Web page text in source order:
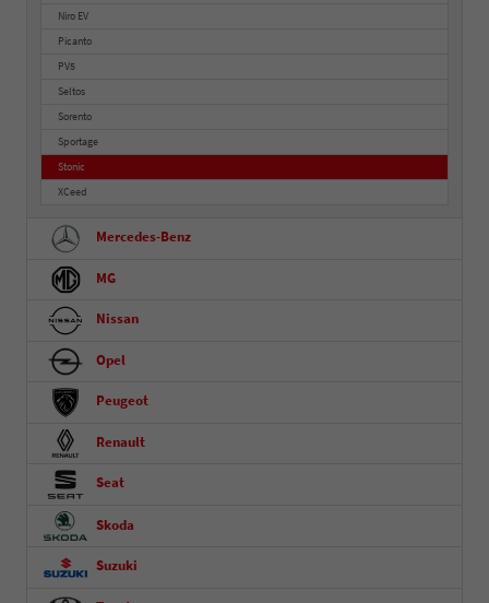
Niro EV
Picanto
PV5
Seltos
Sorento
Sportage
Stonic
XCeed
Mercedes-Benz
MG
Nissan
Opel
Peugeot
Renault
Seat
Skoda
Suzuki